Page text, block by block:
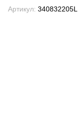
Артикул: 340832205L